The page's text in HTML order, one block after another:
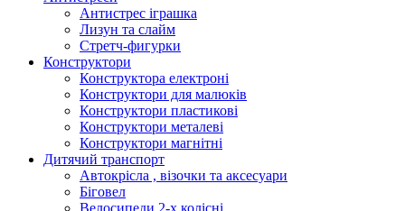
Антистрес іграшка
Лизун та слайм
Стретч-фигурки
Конструктори
Конструктора електроні
Конструктори для малюків
Конструктори пластикові
Конструктори металеві
Конструктори магнітні
Дитячий транспорт
Автокрісла , візочки та аксесуари
Біговел
Велосипеди 2-х колісні